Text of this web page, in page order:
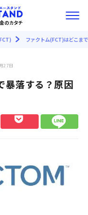
のカタチ
ファクトム(FCT)はどこま
27日
暴落する？原因